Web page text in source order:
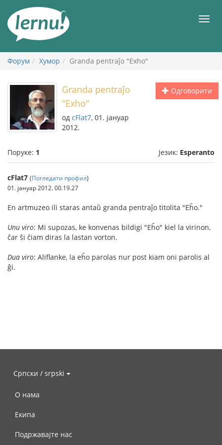
садржају
Форум Хумор Granda pentraĵo "Exho"
Одговорити
Granda pentraĵo
"Exho"
од cFlat7, 01. јануар
2012.
Поруке: 1 Језик: Esperanto
cFlat7 (Погледати профил)
01. јануар 2012. 00.19.27
En artmuzeo ili staras antaŭ granda pentraĵo titolita "Eĥo."
Unu viro: Mi supozas, ke konvenas bildigi "Eĥo" kiel la virinon,
ĉar ŝi ĉiam diras la lastan vorton.
Dua viro: Aliflanke, la eĥo parolas nur post kiam oni parolis al
ĝi.
Српски / srpski
О нама
Екипа
Подржавајте нас